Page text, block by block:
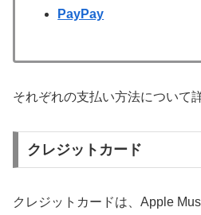
PayPay
それぞれの支払い方法について
クレジットカード
クレジットカードは、Apple